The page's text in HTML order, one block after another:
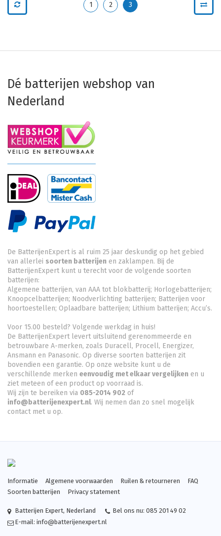
1 2 3
Dé batterijen webshop van
Nederland
De BatterijenExpert is al ruim 25 jaar deskundig op het gebied
van allerlei soorten batterijen en zaklampen. Bij de
BatterijenExpert kunt u terecht voor de volgende soorten
batterijen:
Algemene batterijen, van AAA tot blokbatterij; Horlogebatterijen;
Knoopcelbatterijen; Noodverlichting batterijen; Batterijen voor
hoortoestellen; Oplaadbare batterijen; Lithium batterijen; Accu’s.
Voor 15.00 besteld? Volgende werkdag in huis!
De BatterijenExpert levert uitsluitend gerenommeerde en
betrouwbare A-merken, zoals Duracell, Procell, Energizer,
Ansmann en Panasonic. Op diverse soorten batterijen zit
bovendien een garantie. Op onze website kunt u de
verschillende merken eenvoudig met elkaar vergelijken en u
ziet meteen of een product op voorraad is.
Wij zijn te bereiken via 085-2014 902 of
info@batterijenexpert.nl. Wij nemen dan zo snel mogelijk
contact met u op.
Informatie Algemene voorwaarden Ruilen & retourneren
FAQ
Soorten batterijen
Privacy statement
Batterijen Expert, Nederland Bel ons nu: 085 201 49 02
E-mail: info@batterijenexpert.nl